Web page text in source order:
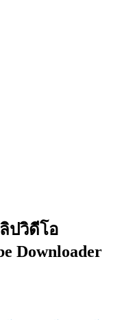
ปวิดีโอ
Downloader